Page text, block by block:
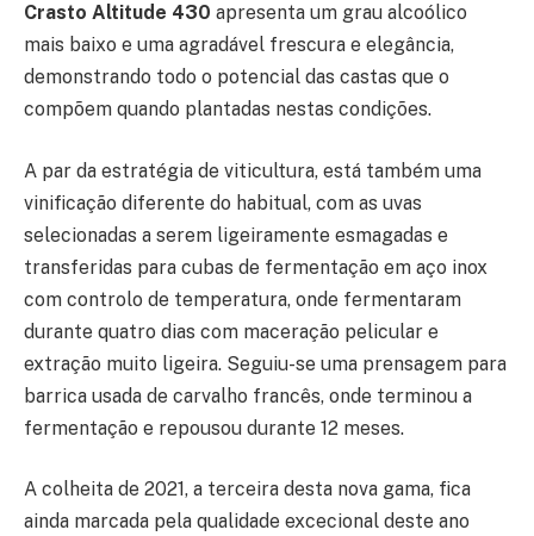
Crasto Altitude 430 apresenta um grau alcoólico
mais baixo e uma agradável frescura e elegância,
demonstrando todo o potencial das castas que o
compõem quando plantadas nestas condições.
A par da estratégia de viticultura, está também uma
vinificação diferente do habitual, com as uvas
selecionadas a serem ligeiramente esmagadas e
transferidas para cubas de fermentação em aço inox
com controlo de temperatura, onde fermentaram
durante quatro dias com maceração pelicular e
extração muito ligeira. Seguiu-se uma prensagem para
barrica usada de carvalho francês, onde terminou a
fermentação e repousou durante 12 meses.
A colheita de 2021, a terceira desta nova gama, fica
ainda marcada pela qualidade excecional deste ano